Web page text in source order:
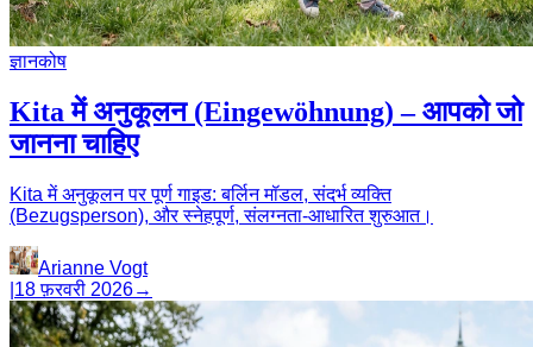
ज्ञानकोष
Kita में अनुकूलन (Eingewöhnung) – आपको जो
जानना चाहिए
Kita में अनुकूलन पर पूर्ण गाइड: बर्लिन मॉडल, संदर्भ व्यक्ति
(Bezugsperson), और स्नेहपूर्ण, संलग्नता-आधारित शुरुआत।
Arianne Vogt
18 फ़रवरी 2026→